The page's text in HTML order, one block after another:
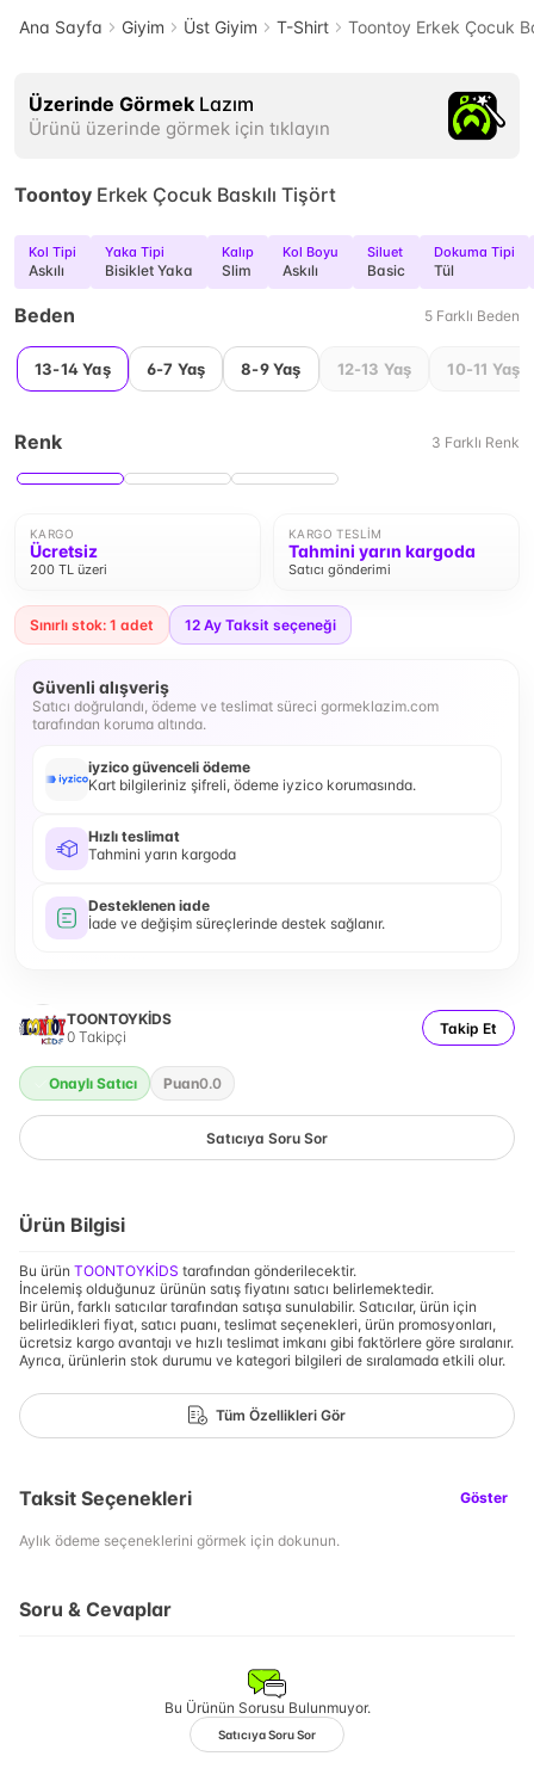
Ana Sayfa Giyim Üst Giyim T-Shirt Toontoy Erkek Çocuk
Üzerinde Görmek Lazım
Ürünü üzerinde görmek için tıklayın
Toontoy Erkek Çocuk Baskılı Tişört
Kol Tipi
Askılı
Yaka Tipi
Bisiklet Yaka
Kalıp
Slim
Kol Boyu
Askılı
Siluet
Basic
Dokuma Tipi
Tül
Beden 5 Farklı Beden
13-14 Yaş 6-7 Yaş 8-9 Yaş 12-13 Yaş 10-11 Yaş
Renk 3 Farklı Renk
KARGO
Ücretsiz
200 TL üzeri
KARGO TESLIM
Tahmini yarın kargoda
Satıcı gönderimi
Sınırlı stok: 1 adet 12 Ay Taksit seçeneği
Güvenli alışveriş
Satıcı doğrulandı, ödeme ve teslimat süreci gormeklazim.com
tarafından koruma altında.
iyzico güvenceli ödeme
Kart bilgileriniz şifreli, ödeme iyzico korumasında.
Hızlı teslimat
Tahmini yarın kargoda
Desteklenen iade
İade ve değişim süreçlerinde destek sağlanır.
TOONTOYKİDS
0 Takipçi Takip Et
Onaylı Satıcı Puan0.0
Satıcıya Soru Sor
Ürün Bilgisi
Bu ürün TOONTOYKİDS tarafından gönderilecektir.
İncelemiş olduğunuz ürünün satış fiyatını satıcı belirlemektedir.
Bir ürün, farklı satıcılar tarafından satışa sunulabilir. Satıcılar, ürün için
belirledikleri fiyat, satıcı puanı, teslimat seçenekleri, ürün promosyonları,
ücretsiz kargo avantajı ve hızlı teslimat imkanı gibi faktörlere göre sıralanır.
Ayrıca, ürünlerin stok durumu ve kategori bilgileri de sıralamada etkili olur.
Tüm Özellikleri Gör
Taksit Seçenekleri Göster
Aylık ödeme seçeneklerini görmek için dokunun.
Soru & Cevaplar
Bu Ürünün Sorusu Bulunmuyor.
Satıcıya Soru Sor